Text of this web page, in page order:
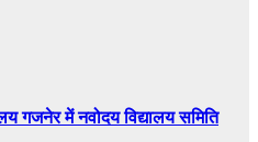
गजनेर में नवोदय विद्यालय समिति